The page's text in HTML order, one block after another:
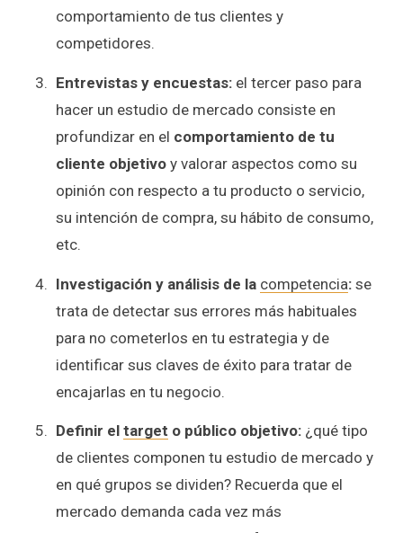
comportamiento de tus clientes y
competidores.
Entrevistas y encuestas: el tercer paso para
hacer un estudio de mercado consiste en
profundizar en el comportamiento de tu
cliente objetivo y valorar aspectos como su
opinión con respecto a tu producto o servicio,
su intención de compra, su hábito de consumo,
etc.
Investigación y análisis de la competencia: se
trata de detectar sus errores más habituales
para no cometerlos en tu estrategia y de
identificar sus claves de éxito para tratar de
encajarlas en tu negocio.
Definir el target o público objetivo: ¿qué tipo
de clientes componen tu estudio de mercado y
en qué grupos se dividen? Recuerda que el
mercado demanda cada vez más